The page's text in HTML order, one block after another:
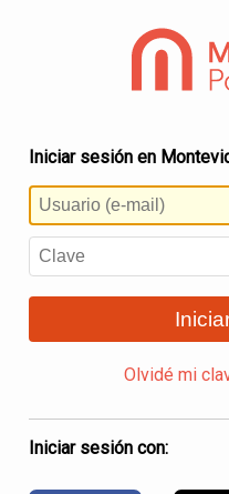
Iniciar sesión en
Olvidé mi
Iniciar sesión con: